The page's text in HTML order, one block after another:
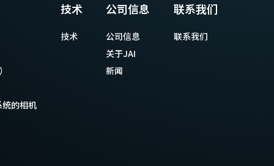
的相机
技术
技术
公司信息
公司信息
关于JAI
新闻
联系我们
联系我们